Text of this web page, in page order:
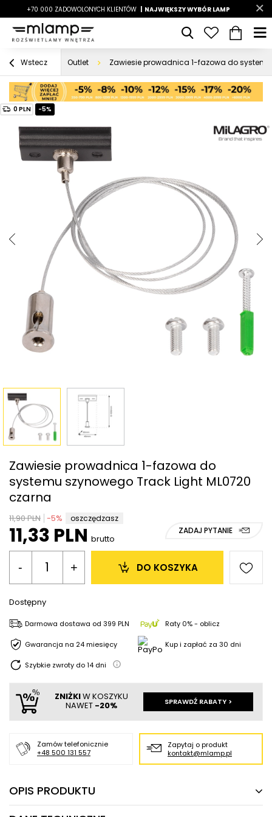
-7% LATO7
+70 000 ZADOWOLONYCH KLIENTÓW | NAJWIĘKSZY WYBÓR LAMP
| |
Wstecz Outlet Zawiesie prowadnica 1-fazowa do
0 PLN -5%
Zawiesie prowadnica 1-fazowa do
systemu szynowego Track Light ML0720
czarna
11,90 PLN -5% oszczędzasz
11,33 PLN brutto
ZADAJ PYTANIE
- + DO KOSZYKA
Dostępny
Darmowa dostawa od 399 PLN Raty 0% - oblicz
Gwarancja na 24 miesięcy Kup i zapłać za 30 dni
Szybkie zwroty do14 dni
ZNIŻKIW KOSZYKU
NAWET -20% SPRAWDŹ RABATY >
Zamów telefonicznie
+48 500 131 557
Zapytaj o produkt
kontakt@mlamp.pl
OPIS PRODUKTU